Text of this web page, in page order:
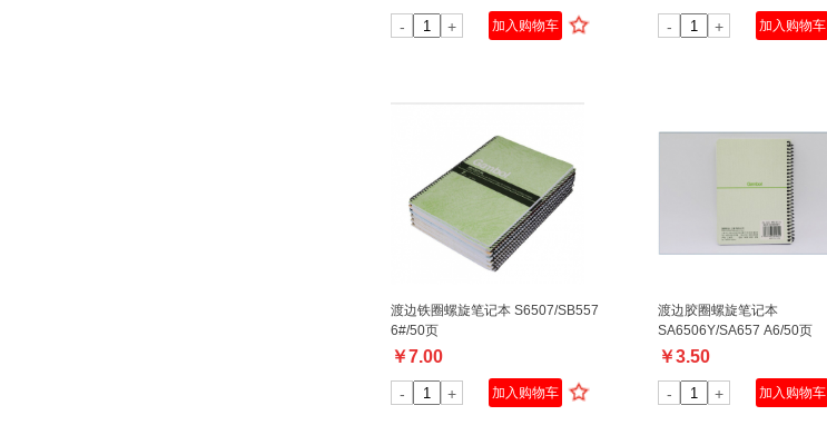
- + 加入购物车 - + 加入购物车
渡边铁圈螺旋笔记本 S6507/SB557
6#/50页
￥7.00
- + 加入购物车
渡边胶圈螺旋笔记本
SA6506Y/SA657 A6/50页
￥3.50
- + 加入购物车